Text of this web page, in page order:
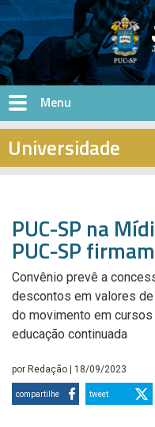
Pular para o conteúdo
Universidade
PUC-SP na
PUC-SP
Convênio prevê a
descontos em valores
do movimento em
educação continuada
por Redação | 18/09/2023
compartilhe tweet